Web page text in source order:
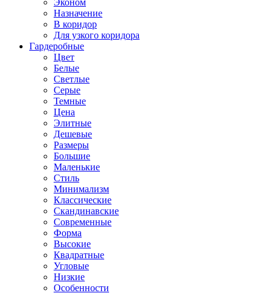
Эконом
Назначение
В коридор
Для узкого коридора
Гардеробные
Цвет
Белые
Светлые
Серые
Темные
Цена
Элитные
Дешевые
Размеры
Большие
Маленькие
Стиль
Минимализм
Классические
Скандинавские
Современные
Форма
Высокие
Квадратные
Угловые
Низкие
Особенности